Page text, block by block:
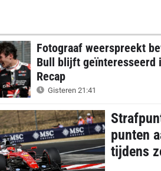
Fotograaf weerspreekt
Bull blijft geïnteresseerd
Recap
Gisteren 21:41
punten
tijdens